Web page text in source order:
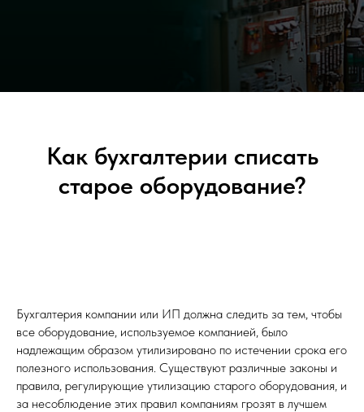
Как бухгалтерии списать
старое оборудование?
Бухгалтерия компании или ИП должна следить за тем, чтобы
все оборудование, используемое компанией, было
надлежащим образом утилизировано по истечении срока его
полезного использования. Существуют различные законы и
правила, регулирующие утилизацию старого оборудования, и
за несоблюдение этих правил компаниям грозят в лучшем